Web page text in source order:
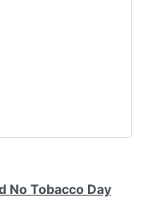
No Tobacco Day